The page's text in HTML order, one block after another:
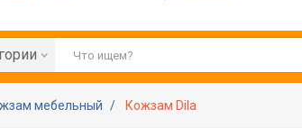
мебельный Кожзам Dila